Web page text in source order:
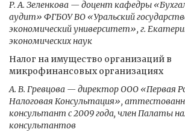
Р. А. Зеленкова — доцент кафедры
аудит» ФГБОУ ВО «Уральский
экономический университет», г.
экономических наук
Налог на имущество организаций в
микрофинансовых организациях
А. В. Гревцова — директор ООО «Первая
Налоговая Консультация»,
консультант с 2009 года, член Палаты
консультантов